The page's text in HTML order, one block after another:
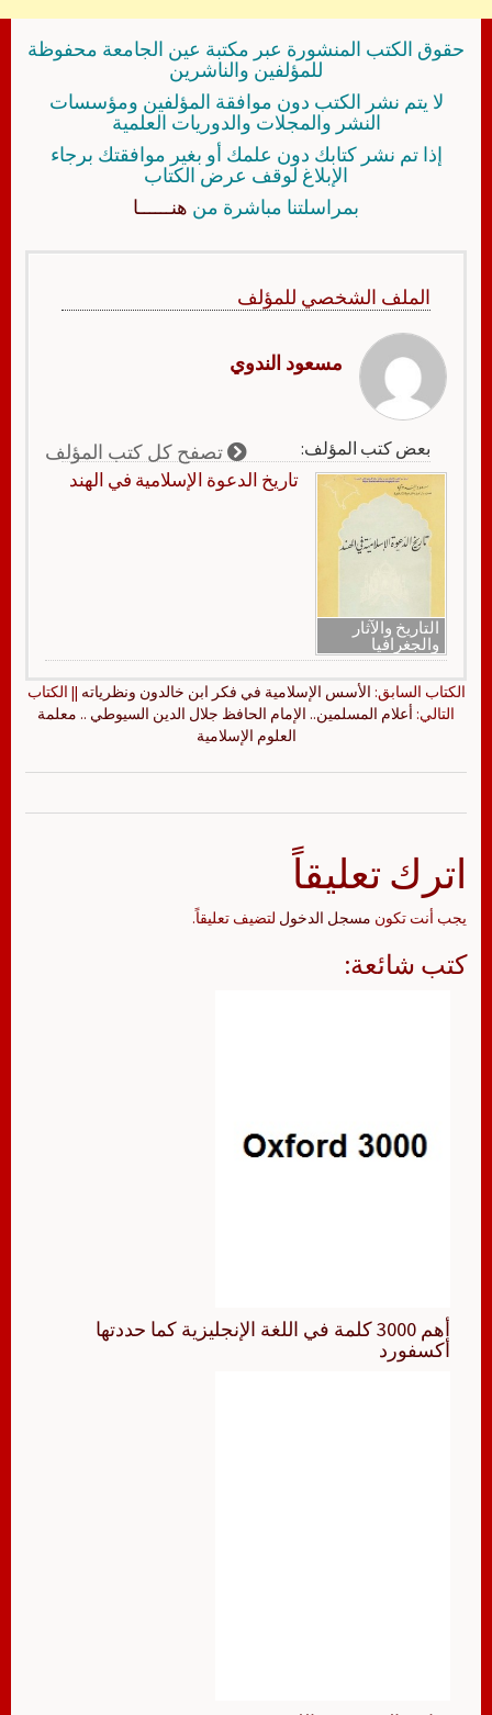
حقوق الكتب المنشورة عبر مكتبة عين الجامعة محفوظة
للمؤلفين والناشرين
لا يتم نشر الكتب دون موافقة المؤلفين ومؤسسات
النشر والمجلات والدوريات العلمية
إذا تم نشر كتابك دون علمك أو بغير موافقتك برجاء
الإبلاغ لوقف عرض الكتاب
بمراسلتنا مباشرة من هنــــــا
الملف الشخصي للمؤلف
مسعود الندوي
بعض كتب المؤلف: تصفح كل كتب المؤلف
التاريخ والآثار
والجغرافيا
تاريخ الدعوة الإسلامية في الهند
الكتاب السابق: الأسس الإسلامية في فكر ابن خالدون ونظرياته || الكتاب
التالي: أعلام المسلمين.. الإمام الحافظ جلال الدين السيوطي .. معلمة
العلوم الإسلامية
اترك تعليقاً
يجب أنت تكون مسجل الدخول لتضيف تعليقاً.
كتب شائعة:
أهم 3000 كلمة في اللغة الإنجليزية كما حددتها
أكسفورد